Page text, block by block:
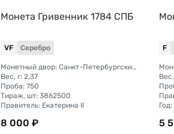
Монета Гривенник 1784 СПБ
VF Серебро
Монетный двор: Санкт-Петербургский монетный двор
Вес, г: 2,37
Проба: 750
Тираж, шт: 3862500
Правитель: Екатерина II
8 000 ₽
F
Год:
5